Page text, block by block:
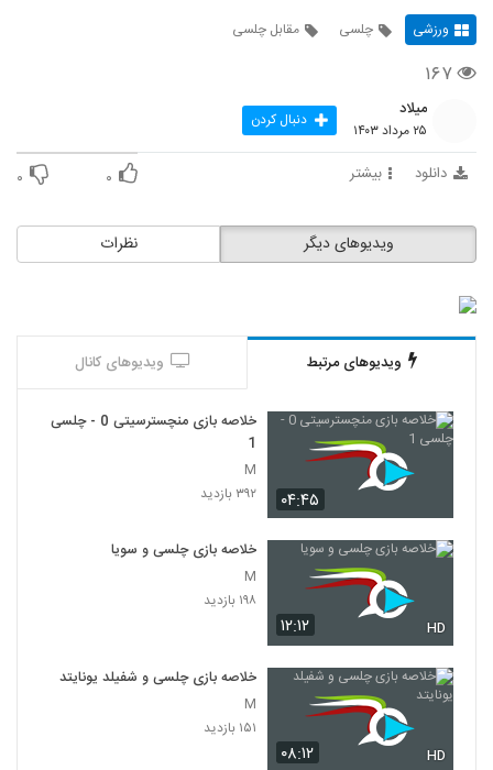
ورزشی چلسی مقابل چلسی
۱۶۷
میلاد
۲۵ مرداد ۱۴۰۳ دنبال کردن
دانلود بیشتر ۰ ۰
نظرات ویدیوهای دیگر
ویدیوهای مرتبط ویدیوهای کانال
۰۴:۴۵
خلاصه بازی منچسترسیتی 0 - چلسی
1
M
۳۹۲ بازدید
۱۲:۱۲ HD
خلاصه بازی چلسی و سویا
M
۱۹۸ بازدید
۰۸:۱۲ HD
خلاصه بازی چلسی و شفیلد یونایتد
M
۱۵۱ بازدید